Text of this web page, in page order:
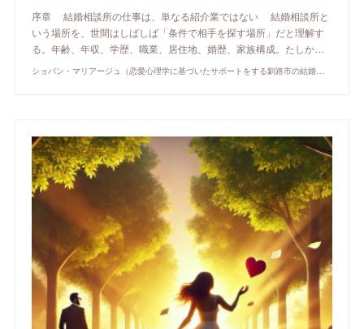
序章 結婚相談所の仕事は、単なる紹介業ではない 結婚相談所と
いう場所を、世間はしばしば「条件で相手を探す場所」だと理解す
る。年齢、年収、学歴、職業、居住地、婚歴、家族構成。たしか…